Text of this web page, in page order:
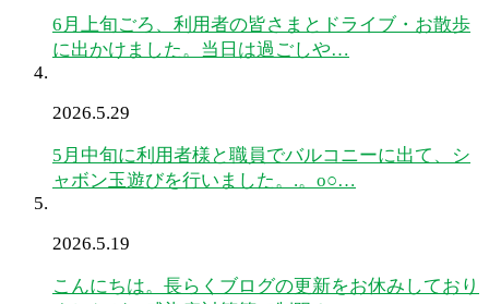
6月上旬ごろ、利用者の皆さまとドライブ・お散歩
に出かけました。当日は過ごしや…
2026.5.29
5月中旬に利用者様と職員でバルコニーに出て、シ
ャボン玉遊びを行いました。.。o○…
2026.5.19
こんにちは。長らくブログの更新をお休みしており